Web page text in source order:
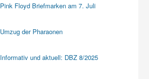
Pink Floyd Briefmarken am 7. Juli
Umzug der Pharaonen
Informativ und aktuell: DBZ 8/2025